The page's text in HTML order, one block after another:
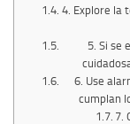
4. Explore la
5. Si se
6. Use
cumplan
7.